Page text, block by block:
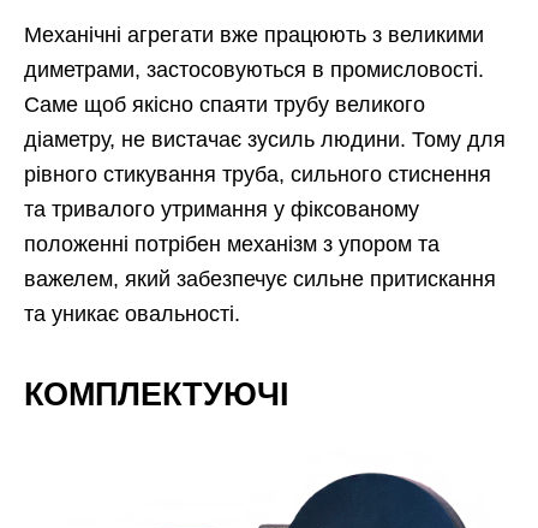
Механічні агрегати вже працюють з великими
диметрами, застосовуються в промисловості.
Саме щоб якісно спаяти трубу великого
діаметру, не вистачає зусиль людини. Тому для
рівного стикування труба, сильного стиснення
та тривалого утримання у фіксованому
положенні потрібен механізм з упором та
важелем, який забезпечує сильне притискання
та уникає овальності.
КОМПЛЕКТУЮЧІ